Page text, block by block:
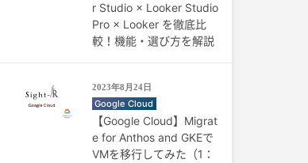
r Studio × Looker Studio
Pro × Looker を徹底比
較！機能・選び方を解説
2023年8月24日
Google Cloud
【Google Cloud】Migrat
e for Anthos and GKEで
VMを移行してみた（1：